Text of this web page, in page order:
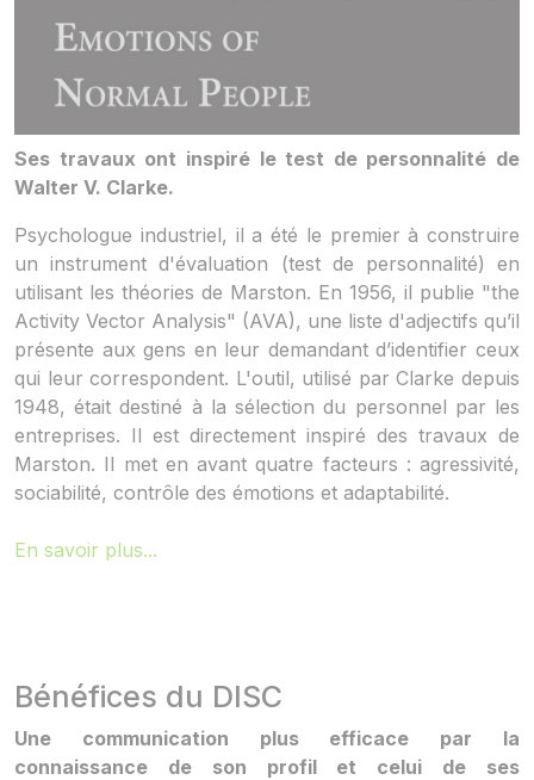
Ses travaux ont inspiré le test de personnalité de
Walter V. Clarke.
Psychologue industriel, il a été le premier à construire
un instrument d'évaluation (test de personnalité) en
utilisant les théories de Marston. En 1956, il publie "the
Activity Vector Analysis" (AVA), une liste d'adjectifs qu’il
présente aux gens en leur demandant d’identifier ceux
qui leur correspondent. L'outil, utilisé par Clarke depuis
1948, était destiné à la sélection du personnel par les
entreprises. Il est directement inspiré des travaux de
Marston. Il met en avant quatre facteurs : agressivité,
sociabilité, contrôle des émotions et adaptabilité.
En savoir plus...
Bénéfices du DISC
Une communication plus efficace par la
connaissance de son profil et celui de ses